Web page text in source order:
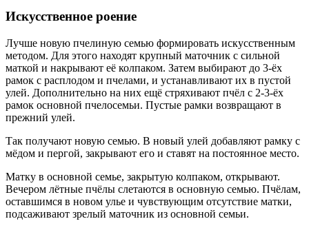
Искусственное роение
Лучше новую пчелиную семью формировать искусственным
методом. Для этого находят крупный маточник с сильной
маткой и накрывают её колпаком. Затем выбирают до 3-ёх
рамок с расплодом и пчелами, и устанавливают их в пустой
улей. Дополнительно на них ещё стряхивают пчёл с 2-3-ёх
рамок основной пчелосемьи. Пустые рамки возвращают в
прежний улей.
Так получают новую семью. В новый улей добавляют рамку с
мёдом и пергой, закрывают его и ставят на постоянное место.
Матку в основной семье, закрытую колпаком, открывают.
Вечером лётные пчёлы слетаются в основную семью. Пчёлам,
оставшимся в новом улье и чувствующим отсутствие матки,
подсаживают зрелый маточник из основной семьи.